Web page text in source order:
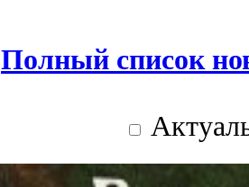
Полный список